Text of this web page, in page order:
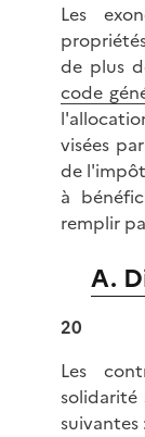
Les
de plus
code
visées
de
à
remplir
A.
20
Les
solidarité
suivantes :